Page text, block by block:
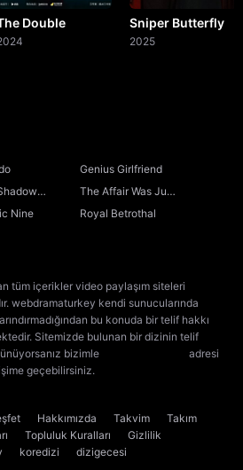
Double Sniper Butterfly
2025
Genius Girlfriend
The Affair Was Just
the Beginning
Nine Royal Betrothal
tüm içerikler video paylaşım siteleri
webdramaturkey kendi sunucularında
bu konuda bir telif hakkı
Sitemizde bulunan bir dizinin telif
bizimle
adresi
geçebilirsiniz.
Hakkımızda Takvim
Takım
Topluluk Kuralları
Gizlilik
koredizi
dizigecesi